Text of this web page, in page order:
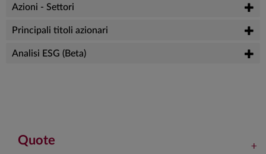
Azioni - Settori
Principali titoli azionari
Analisi ESG (Beta)
Quote